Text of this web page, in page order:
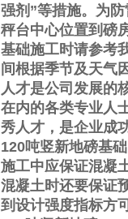
强剂 ”等措施。为
秤台中心位置到磅
基础施工时请参考
间根据季节及天气
人才是公司发展的
在内的各类专业人
秀人才，是企业成
120吨竖新地磅基
施工中应保证混凝
混凝土时还要保证
到设计强度指标方